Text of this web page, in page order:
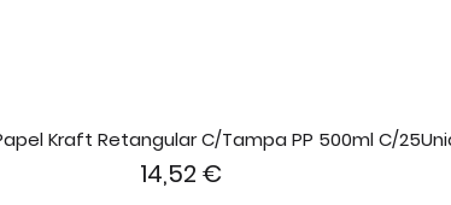
Kraft Retangular C/Tampa PP 500ml C/
Preço
14,52 €